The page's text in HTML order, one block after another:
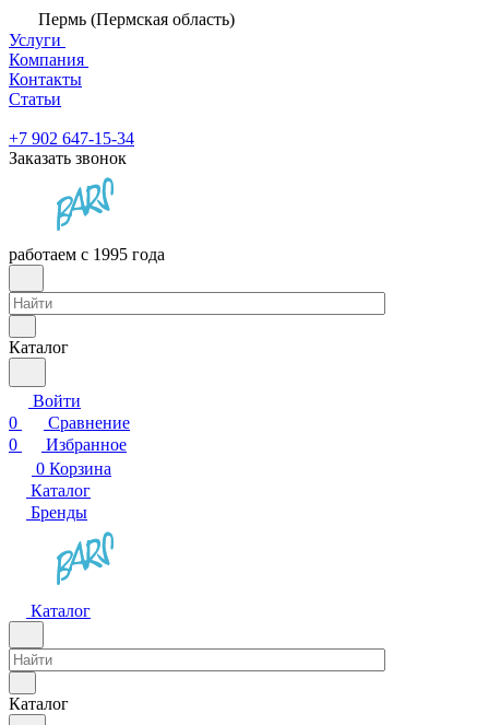
Пермь (Пермская область)
Услуги
Компания
Контакты
Статьи
+7 902 647-15-34
Заказать звонок
работаем с 1995 года
Каталог
Войти
0
Сравнение
0
Избранное
0 Корзина
Каталог
Бренды
Каталог
Каталог